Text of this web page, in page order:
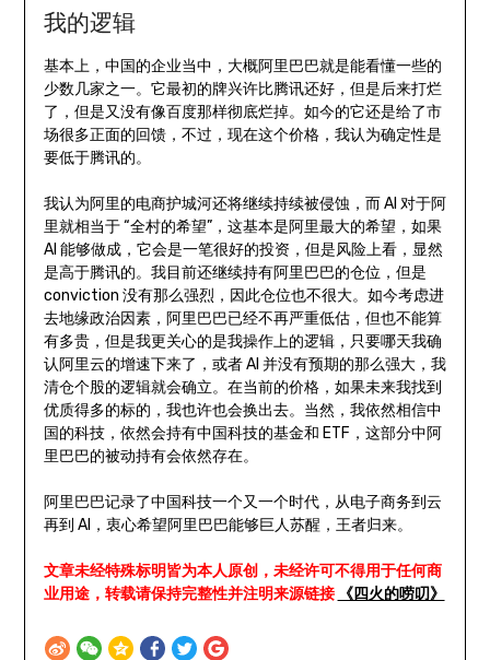
我的逻辑
基本上，中国的企业当中，大概阿里巴巴就是能看懂一些的
少数几家之一。它最初的牌兴许比腾讯还好，但是后来打烂
了，但是又没有像百度那样彻底烂掉。如今的它还是给了市
场很多正面的回馈，不过，现在这个价格，我认为确定性是
要低于腾讯的。
我认为阿里的电商护城河还将继续持续被侵蚀，而 AI 对于阿
里就相当于 “全村的希望”，这基本是阿里最大的希望，如果
AI 能够做成，它会是一笔很好的投资，但是风险上看，显然
是高于腾讯的。我目前还继续持有阿里巴巴的仓位，但是
conviction 没有那么强烈，因此仓位也不很大。如今考虑进
去地缘政治因素，阿里巴巴已经不再严重低估，但也不能算
有多贵，但是我更关心的是我操作上的逻辑，只要哪天我确
认阿里云的增速下来了，或者 AI 并没有预期的那么强大，我
清仓个股的逻辑就会确立。在当前的价格，如果未来我找到
优质得多的标的，我也许也会换出去。当然，我依然相信中
国的科技，依然会持有中国科技的基金和 ETF，这部分中阿
里巴巴的被动持有会依然存在。
阿里巴巴记录了中国科技一个又一个时代，从电子商务到云
再到 AI，衷心希望阿里巴巴能够巨人苏醒，王者归来。
文章未经特殊标明皆为本人原创，未经许可不得用于任何商
业用途，转载请保持完整性并注明来源链接
《四火的唠叨》